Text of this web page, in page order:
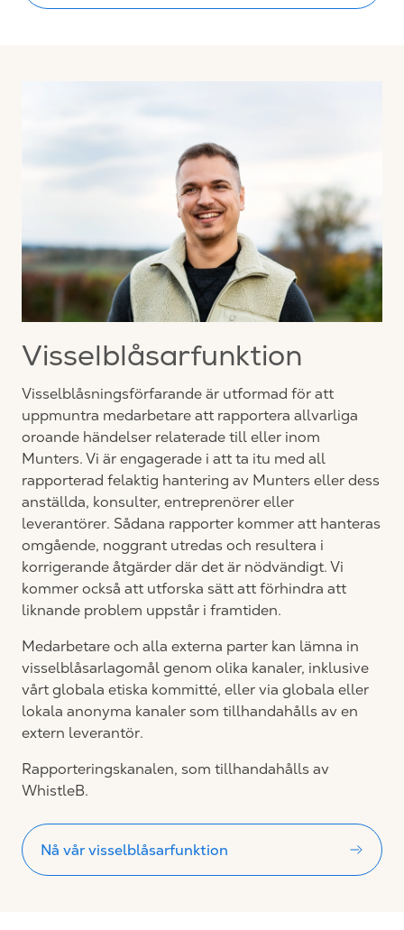
Visselblåsarfunktion
Visselblåsningsförfarande är utformad för att
uppmuntra medarbetare att rapportera allvarliga
oroande händelser relaterade till eller inom
Munters. Vi är engagerade i att ta itu med all
rapporterad felaktig hantering av Munters eller dess
anställda, konsulter, entreprenörer eller
leverantörer. Sådana rapporter kommer att hanteras
omgående, noggrant utredas och resultera i
korrigerande åtgärder där det är nödvändigt. Vi
kommer också att utforska sätt att förhindra att
liknande problem uppstår i framtiden.
Medarbetare och alla externa parter kan lämna in
visselblåsarlagomål genom olika kanaler, inklusive
vårt globala etiska kommitté, eller via globala eller
lokala anonyma kanaler som tillhandahålls av en
extern leverantör.
Rapporteringskanalen, som tillhandahålls av
WhistleB.
Nå vår visselblåsarfunktion